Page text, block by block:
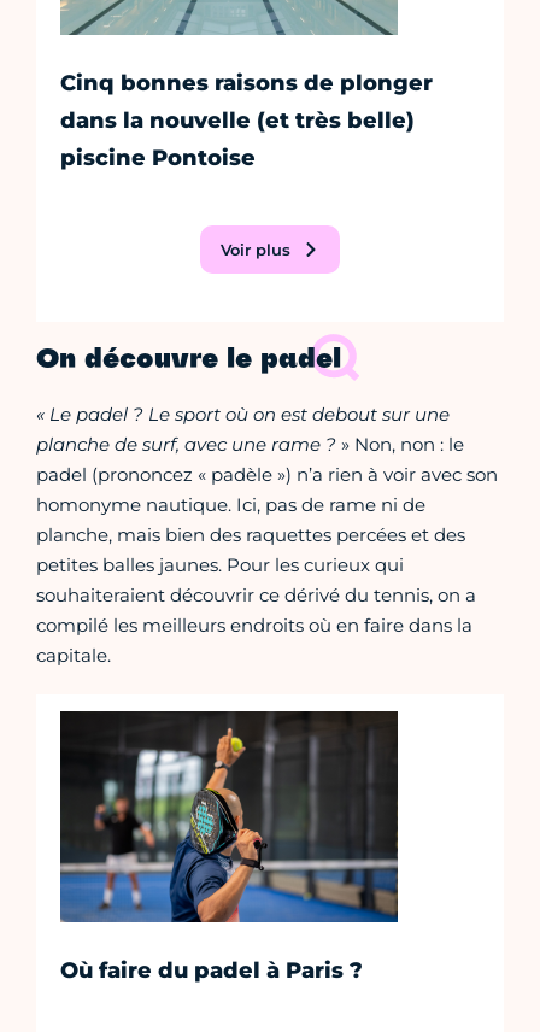
Cinq bonnes raisons de plonger
dans la nouvelle (et très belle)
piscine Pontoise
Voir plus
On découvre le padel
« Le padel ? Le sport où on est debout sur une
planche de surf, avec une rame ? » Non, non : le
padel (prononcez « padèle ») n’a rien à voir avec son
homonyme nautique. Ici, pas de rame ni de
planche, mais bien des raquettes percées et des
petites balles jaunes. Pour les curieux qui
souhaiteraient découvrir ce dérivé du tennis, on a
compilé les meilleurs endroits où en faire dans la
capitale.
Où faire du padel à Paris ?